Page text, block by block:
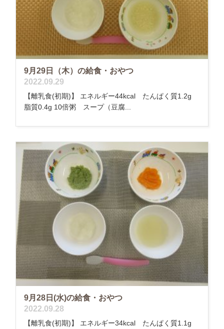
9月29日（木）の給食・おやつ
2022.09.29
【離乳食(初期)】 エネルギー44kcal たんぱく質1.2g
脂質0.4g 10倍粥 スープ（豆腐...
9月28日(水)の給食・おやつ
2022.09.28
【離乳食(初期)】 エネルギー34kcal たんぱく質1.1g